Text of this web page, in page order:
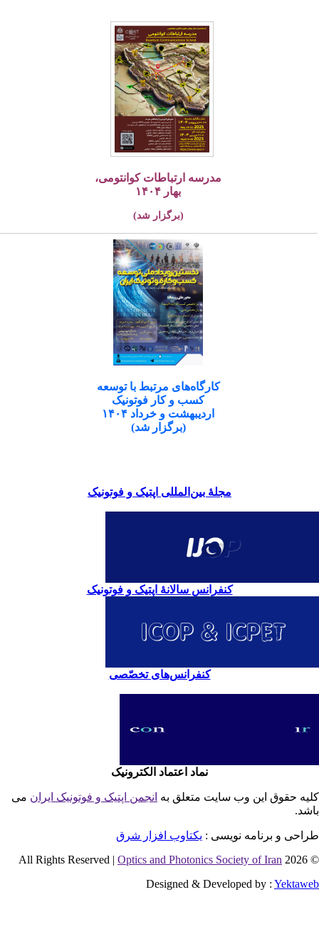
مدرسه ارتباطات کوانتومی،
بهار ۱۴۰۴
(برگزار شد)
کارگاه‌های مرتبط با توسعه
کسب و کار فوتونیک
اردیبهشت و خرداد ۱۴۰۴
(برگزار شد)
مجلۀ بین‌المللی اپتیک و فوتونیک
کنفرانس سالانۀ اپتیک و فوتونیک
کنفرانس‌های تخصّصی
نماد اعتماد الکترونیک
حقوق این وب سایت متعلق بهانجمن اپتیک و فوتونیک ایران می
و برنامه نویسی : یکتاوب افزار شرق
©
Optics and Photonics Society of Iran
Designed & Developed by :